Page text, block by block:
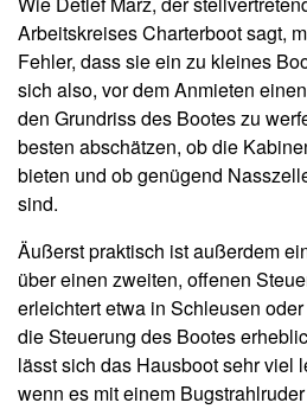
Arbeitskreises Charterboot sagt,
Fehler, dass sie ein zu kleines
sich also, vor dem Anmieten
den Grundriss des Bootes zu
besten abschätzen, ob die
bieten und ob genügend
sind.
Äußerst praktisch ist außerdem
über einen zweiten, offenen
erleichtert etwa in Schleusen
die Steuerung des Bootes
lässt sich das Hausboot sehr viel
wenn es mit einem